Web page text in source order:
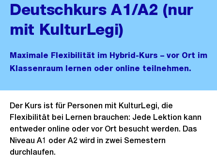
Deutschkurs A1/A2 (nur
mit KulturLegi)
Maximale Flexibilität im Hybrid-Kurs – vor Ort im
Klassenraum lernen oder online teilnehmen.
Der Kurs ist für Personen mit KulturLegi, die
Flexibilität bei Lernen brauchen: Jede Lektion kann
entweder online oder vor Ort besucht werden. Das
Niveau A1 oder A2 wird in zwei Semestern
durchlaufen.